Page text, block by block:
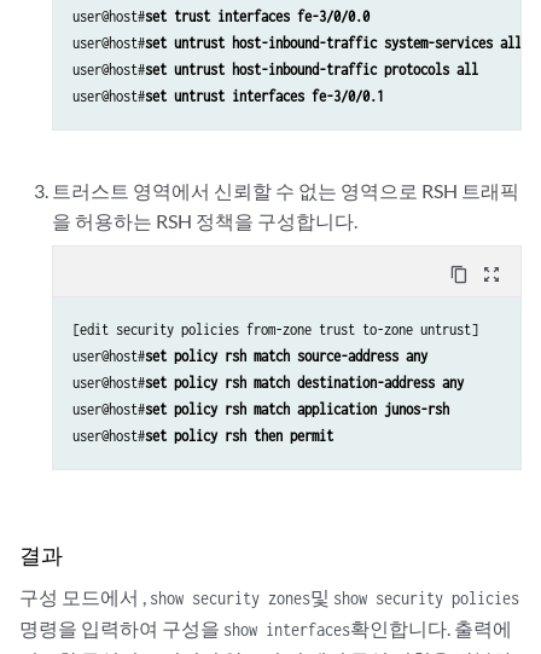
user@host#set trust interfaces fe-3/0/0.0
user@host#set untrust host-inbound-traffic system-services all
user@host#set untrust host-inbound-traffic protocols all
user@host#set untrust interfaces fe-3/0/0.1
트러스트 영역에서 신뢰할 수 없는 영역으로 RSH 트래픽
을 허용하는 RSH 정책을 구성합니다.
content_copy zoom_out_map
[edit security policies from-zone trust to-zone untrust]
user@host#set policy rsh match source-address any
user@host#set policy rsh match destination-address any
user@host#set policy rsh match application junos-rsh
user@host#set policy rsh then permit
결과
구성 모드에서 , show security zones및 show security policies
명령을 입력하여 구성을 show interfaces확인합니다. 출력에